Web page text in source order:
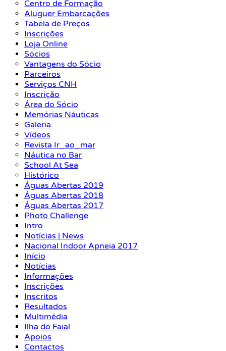
Centro de Formação
Aluguer Embarcações
Tabela de Preços
Inscrições
Loja Online
Sócios
Vantagens do Sócio
Parceiros
Serviços CNH
Inscrição
Área do Sócio
Memórias Náuticas
Galeria
Vídeos
Revista Ir_ao_mar
Náutica no Bar
School At Sea
Histórico
Águas Abertas 2019
Águas Abertas 2018
Águas Abertas 2017
Photo Challenge
Intro
Notícias | News
Nacional Indoor Apneia 2017
Início
Notícias
Informações
Inscrições
Inscritos
Resultados
Multimédia
Ilha do Faial
Apoios
Contactos